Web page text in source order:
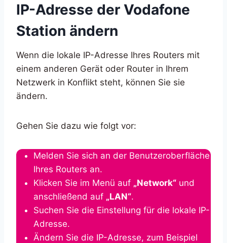
IP-Adresse der Vodafone
Station ändern
Wenn die lokale IP-Adresse Ihres Routers mit
einem anderen Gerät oder Router in Ihrem
Netzwerk in Konflikt steht, können Sie sie
ändern.
Gehen Sie dazu wie folgt vor:
Melden Sie sich an der Benutzeroberfläche
Ihres Routers an.
Klicken Sie im Menü auf „Network“ und
anschließend auf „LAN“.
Suchen Sie die Einstellung für die lokale IP-
Adresse.
Ändern Sie die IP-Adresse, zum Beispiel